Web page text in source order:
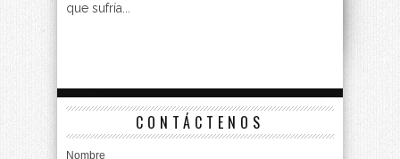
que sufría...
CONTÁCTENOS
Nombre